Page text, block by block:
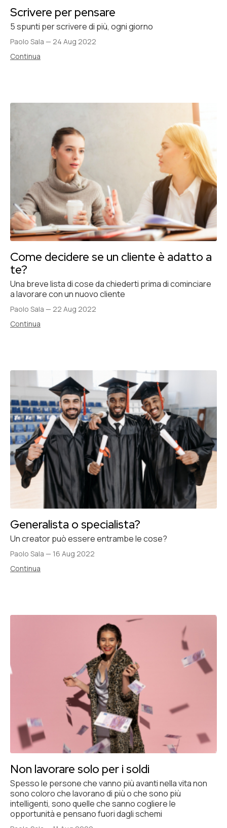
Scrivere per pensare
5 spunti per scrivere di più, ogni giorno
Paolo Sala — 24 Aug 2022
Continua
Come decidere se un cliente è adatto a
te?
Una breve lista di cose da chiederti prima di cominciare
a lavorare con un nuovo cliente
Paolo Sala — 22 Aug 2022
Continua
Generalista o specialista?
Un creator può essere entrambe le cose?
Paolo Sala — 16 Aug 2022
Continua
Non lavorare solo per i soldi
Spesso le persone che vanno più avanti nella vita non
sono coloro che lavorano di più o che sono più
intelligenti, sono quelle che sanno cogliere le
opportunità e pensano fuori dagli schemi